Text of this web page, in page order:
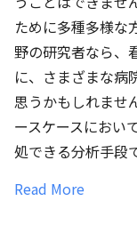
ために多種多様な
野の研究者なら、
に、さまざまな病
思うかもしれませ
ースケースにおい
処できる分析手段
Read More